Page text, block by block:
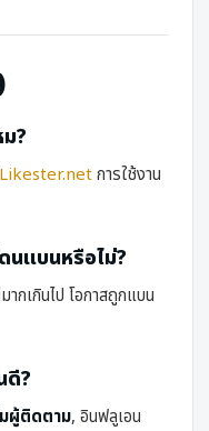
?
Likester.netการใช้งาน
นแบนหรือไม่?
กเกินไป โอกาสถูกแบน
ดี?
ผู้ติดตาม, อินฟลูเอน